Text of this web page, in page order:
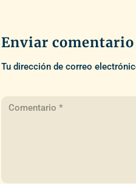
Enviar comentario
Tu dirección de correo